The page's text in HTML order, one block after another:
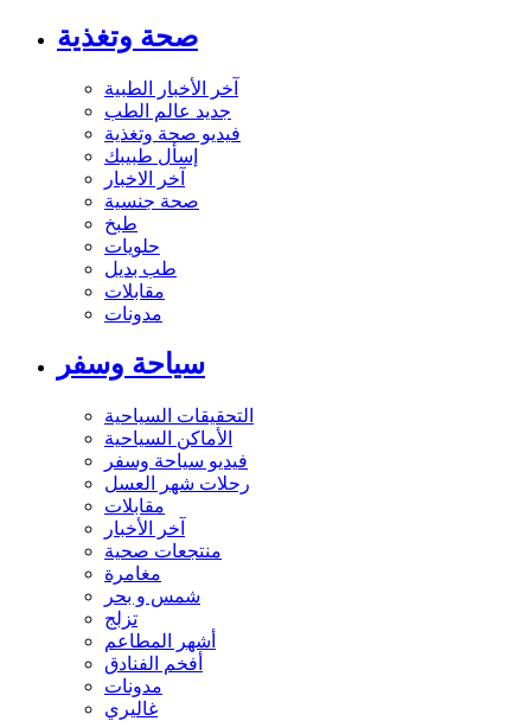
صحة وتغذية
آخر الأخبار الطبية
جديد عالم الطب
فيديو صحة وتغذية
إسأل طبيبك
آخر الاخبار
صحة جنسية
طبخ
حلويات
طب بديل
مقابلات
مدونات
سياحة وسفر
التحقيقات السياحية
الأماكن السياحية
فيديو سياحة وسفر
رحلات شهر العسل
مقابلات
آخر الأخبار
منتجعات صحية
مغامرة
شمس و بحر
تزلج
أشهر المطاعم
أفخم الفنادق
مدونات
غاليري